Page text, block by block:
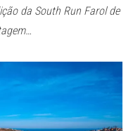
da South Run Farol de